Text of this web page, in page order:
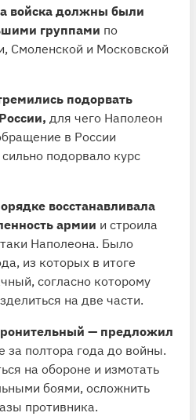
войска должны были
группами по
Смоленской и Московской
подорвать
для чего Наполеон
в России
подорвало курс
восстанавливала
армии и строила
Наполеона. Было
из которых в итоге
согласно которому
на две части.
— предложил
за полтора года до войны.
на обороне и измотать
боями, осложнить
противника.